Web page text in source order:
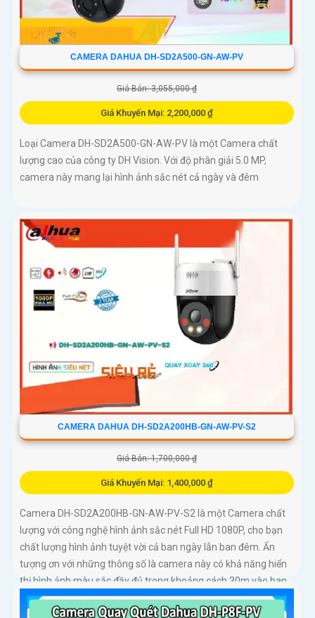
CAMERA DAHUA DH-SD2A500-GN-AW-PV
Giá Bán: 3,055,000 ₫
Giá Khuyến Mại: 2,200,000 ₫
Loại Camera DH-SD2A500-GN-AW-PV là một Camera chất
lượng cao của công ty DH Vision. Với độ phân giải 5.0 MP,
camera này mang lại hình ảnh sắc nét cả ngày và đêm
CAMERA DAHUA DH-SD2A200HB-GN-AW-PV-S2
Giá Bán: 1,700,000 ₫
Giá Khuyến Mại: 1,400,000 ₫
Camera DH-SD2A200HB-GN-AW-PV-S2 là một Camera chất
lượng với công nghệ hình ảnh sắc nét Full HD 1080P, cho bạn
chất lượng hình ảnh tuyệt vời cả ban ngày lẫn ban đêm. Ấn
tượng ơn với những thông số là camera này có khả năng hiển
thị hình ảnh màu sắc đầy đủ trong khoảng cách 30m vào ban
đêm